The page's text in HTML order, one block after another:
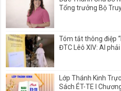
Tổng trưởng Bộ
Tóm tắt thông điệp
ĐTC Lêô XIV: AI
Lớp Thánh Kinh
Sách ÉT-TE I